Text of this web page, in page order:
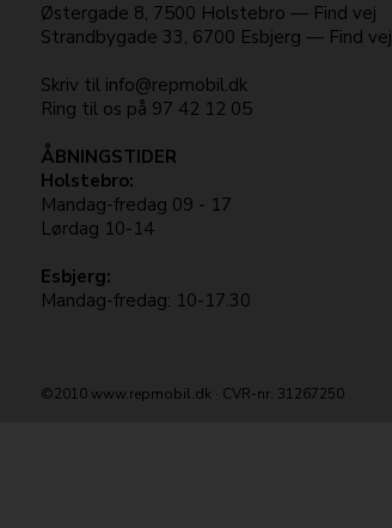
Østergade 8, 7500 Holstebro — Find vej
Strandbygade 33, 6700 Esbjerg — Find vej
Skriv til info@repmobil.dk
Ring til os på 97 42 12 05
ÅBNINGSTIDER
Holstebro:
Mandag-fredag 09 - 17
Lørdag 10-14
Esbjerg:
Mandag-fredag: 10-17.30
©2010 www.repmobil.dk · CVR-nr: 31267250